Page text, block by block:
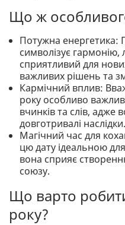
Що ж
Потужна енергетика:
символізує
сприятливий для
важливих рішень та
Кармічний вплив:
року особливо
вчинків та слів,
довготривалі наслідки.
Магічний час для
цю дату ідеальною
вона сприяє
союзу.
Що варто
року?